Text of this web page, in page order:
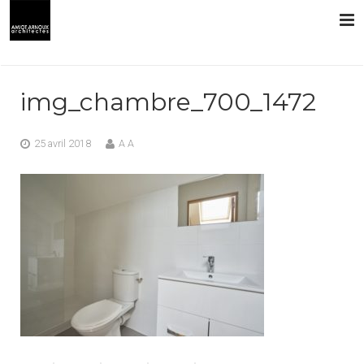
PRESTATIONS
img_chambre_700_1472
25 avril 2018 A A